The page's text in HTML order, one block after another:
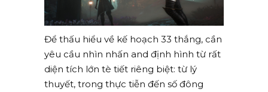
Để thấu hiểu về kế hoạch 33 thắng, cần
yêu cầu nhìn nhấn and định hình từ rất
diện tích lớn tè tiết riêng biệt: từ lý
thuyết, trong thực tiễn đến số đông